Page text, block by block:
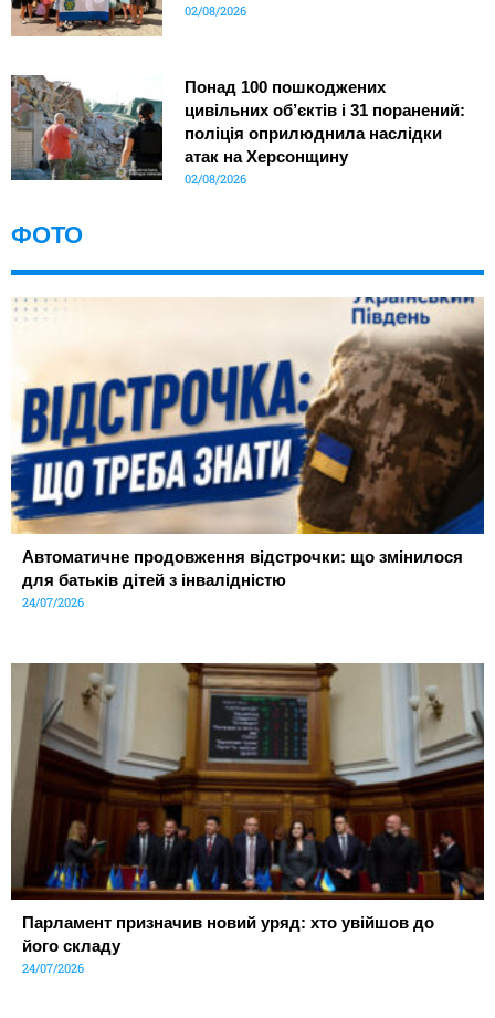
02/08/2026
Понад 100 пошкоджених
цивільних об’єктів і 31 поранений:
поліція оприлюднила наслідки
атак на Херсонщину
02/08/2026
ФОТО
Автоматичне продовження відстрочки: що змінилося
для батьків дітей з інвалідністю
24/07/2026
Парламент призначив новий уряд: хто увійшов до
його складу
24/07/2026